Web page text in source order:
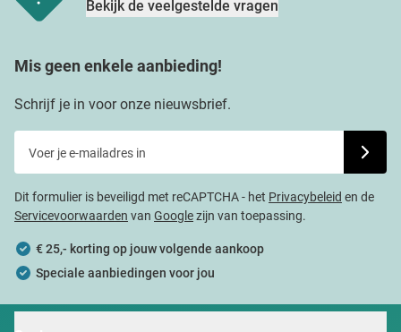
Bekijk de veelgestelde vragen
Mis geen enkele aanbieding!
Schrijf je in voor onze nieuwsbrief.
Dit formulier is beveiligd met reCAPTCHA - het Privacybeleid en de
Servicevoorwaarden van Googlezijn van toepassing.
€ 25,- korting op jouw volgende aankoop
Speciale aanbiedingen voor jou